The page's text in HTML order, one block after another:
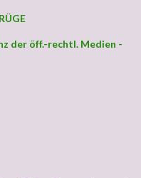
der öff.-rechtl. Medien -